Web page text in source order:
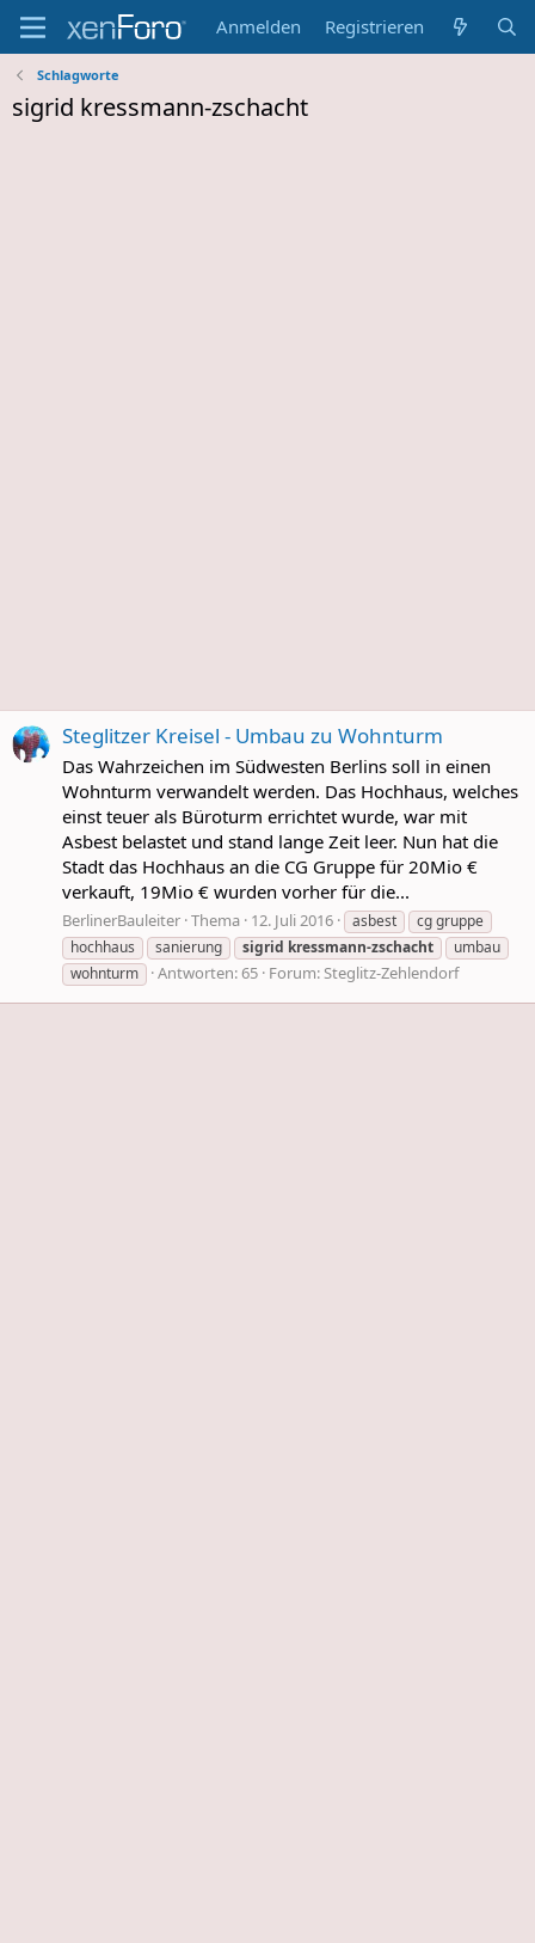
Anmelden Registrieren
Schlagworte
sigrid kressmann-zschacht
Steglitzer Kreisel - Umbau zu Wohnturm
Das Wahrzeichen im Südwesten Berlins soll in einen
Wohnturm verwandelt werden. Das Hochhaus, welches
einst teuer als Büroturm errichtet wurde, war mit
Asbest belastet und stand lange Zeit leer. Nun hat die
Stadt das Hochhaus an die CG Gruppe für 20Mio €
verkauft, 19Mio € wurden vorher für die...
BerlinerBauleiter Thema 12. Juli 2016 asbest
cg gruppe
hochhaus
sanierung sigrid kressmann-zschacht
umbau
wohnturm
Antworten: 65 Forum:Steglitz-Zehlendorf